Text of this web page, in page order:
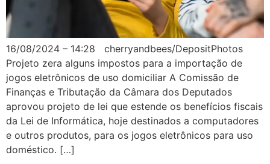
16/08/2024 – 14:28 cherryandbees/DepositPhotos
Projeto zera alguns impostos para a importação de
jogos eletrônicos de uso domiciliar A Comissão de
Finanças e Tributação da Câmara dos Deputados
aprovou projeto de lei que estende os benefícios fiscais
da Lei de Informática, hoje destinados a computadores
e outros produtos, para os jogos eletrônicos para uso
doméstico. […]